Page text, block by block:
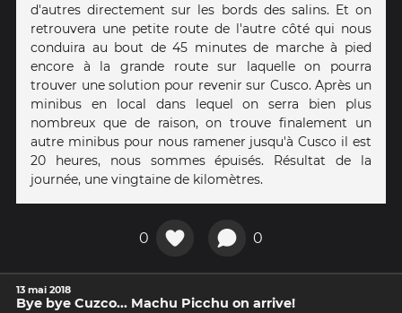
d'autres directement sur les bords des salins. Et on
retrouvera une petite route de l'autre côté qui nous
conduira au bout de 45 minutes de marche à pied
encore à la grande route sur laquelle on pourra
trouver une solution pour revenir sur Cusco. Après un
minibus en local dans lequel on serra bien plus
nombreux que de raison, on trouve finalement un
autre minibus pour nous ramener jusqu'à Cusco il est
20 heures, nous sommes épuisés. Résultat de la
journée, une vingtaine de kilomètres.
0 0
13 mai 2018
Bye bye Cuzco... Machu Picchu on arrive!